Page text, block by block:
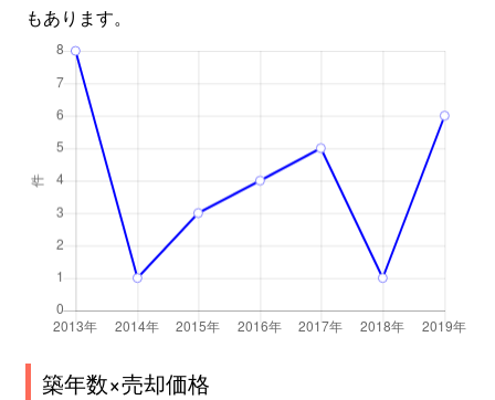
もあります。
築年数×売却価格